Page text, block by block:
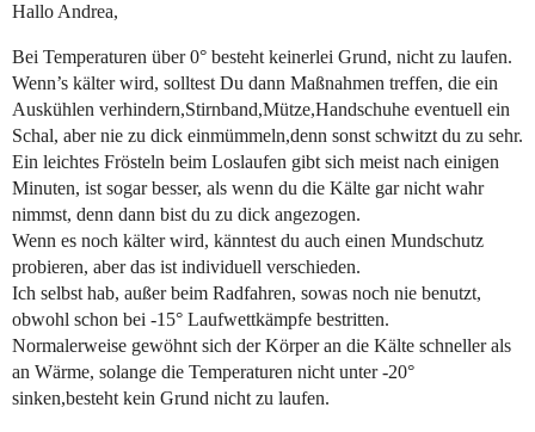
Hallo Andrea,
Bei Temperaturen über 0° besteht keinerlei Grund, nicht zu laufen.
Wenn’s kälter wird, solltest Du dann Maßnahmen treffen, die ein
Auskühlen verhindern,Stirnband,Mütze,Handschuhe eventuell ein
Schal, aber nie zu dick einmümmeln,denn sonst schwitzt du zu sehr.
Ein leichtes Frösteln beim Loslaufen gibt sich meist nach einigen
Minuten, ist sogar besser, als wenn du die Kälte gar nicht wahr
nimmst, denn dann bist du zu dick angezogen.
Wenn es noch kälter wird, känntest du auch einen Mundschutz
probieren, aber das ist individuell verschieden.
Ich selbst hab, außer beim Radfahren, sowas noch nie benutzt,
obwohl schon bei -15° Laufwettkämpfe bestritten.
Normalerweise gewöhnt sich der Körper an die Kälte schneller als
an Wärme, solange die Temperaturen nicht unter -20°
sinken,besteht kein Grund nicht zu laufen.